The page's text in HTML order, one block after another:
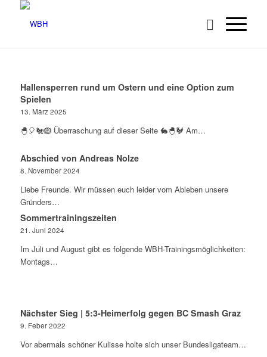
Hallensperren rund um Ostern und eine Option zum
Spielen
13. März 2025
🐣🎈🐔🪺 Überraschung auf dieser Seite 🐇🐣🐓 Am…
Abschied von Andreas Nolze
8. November 2024
Liebe Freunde. Wir müssen euch leider vom Ableben unsere
Gründers…
Sommertrainingszeiten
21. Juni 2024
Im Juli und August gibt es folgende WBH-Trainingsmöglichkeiten:
Montags…
Nächster Sieg | 5:3-Heimerfolg gegen BC Smash Graz
9. Feber 2022
Vor abermals schöner Kulisse holte sich unser Bundesligateam…